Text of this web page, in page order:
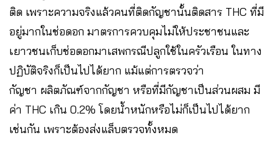
ติด เพราะความจริงแล้วคนที่ติดกัญชานั้นติดสาร THC ที่มี
อยู่มากในช่อดอก มาตรการควบคุมไม่ให้ประชาชนและ
เยาวชนเก็บช่อดอกมาเสพกรณีปลูกใช้ในครัวเรือน ในทาง
ปฏิบัติจริงก็เป็นไปได้ยาก แม้แต่การตรวจว่า
กัญชา ผลิตภัณฑ์จากกัญชา หรือที่มีกัญชาเป็นส่วนผสม มี
ค่า THC เกิน 0.2% โดยน้ำหนักหรือไม่ก็เป็นไปได้ยาก
เช่นกัน เพราะต้องส่งแล็บตรวจทั้งหมด